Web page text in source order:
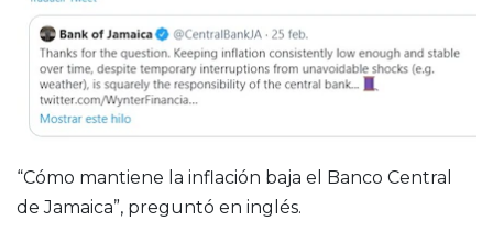
“Cómo mantiene la inflación baja el Banco Central
de Jamaica”, preguntó en inglés.